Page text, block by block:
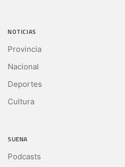
NOTICIAS
Provincia
Nacional
Deportes
Cultura
SUENA
Podcasts